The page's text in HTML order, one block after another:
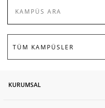
KURUMSAL